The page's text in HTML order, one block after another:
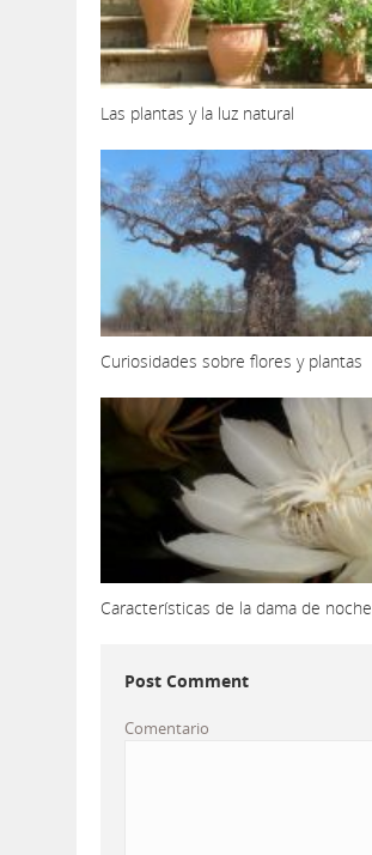
Las plantas y la luz natural
Curiosidades sobre flores y plantas
Características de la dama de noche
Post Comment
Comentario